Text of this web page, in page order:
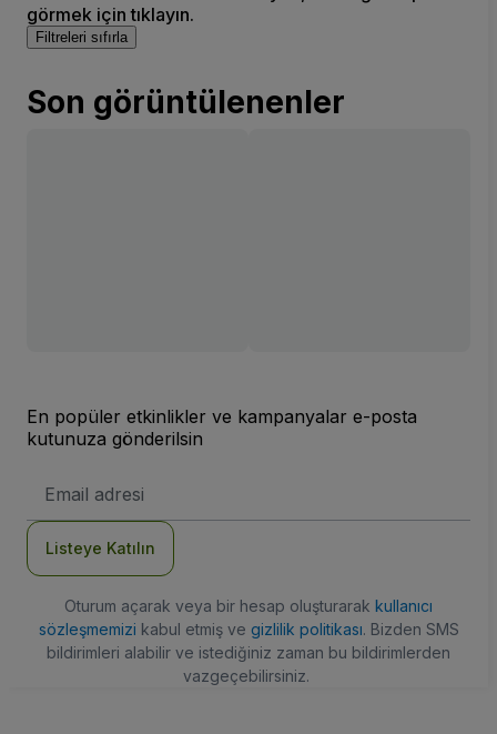
görmek için tıklayın.
Filtreleri sıfırla
Son görüntülenenler
En popüler etkinlikler ve kampanyalar e-posta
kutunuza gönderilsin
posta
Listeye Katılın
Oturum açarak veya bir hesap oluşturarak kullanıcı
sözleşmemizi kabul etmiş ve gizlilik politikası. Bizden SMS
bildirimleri alabilir ve istediğiniz zaman bu bildirimlerden
vazgeçebilirsiniz.